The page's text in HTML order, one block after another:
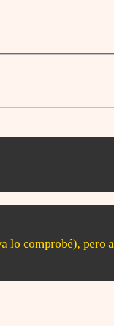
lo comprobé), pero